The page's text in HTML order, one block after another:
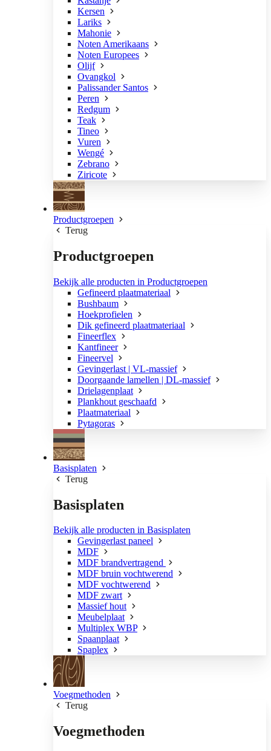
Kersen
Lariks
Mahonie
Noten Amerikaans
Noten Europees
Olijf
Ovangkol
Palissander Santos
Peren
Redgum
Teak
Tineo
Vuren
Wengé
Zebrano
Ziricote
Productgroepen
Terug
Productgroepen
Bekijk alle producten in Productgroepen
Gefineerd plaatmateriaal
Bushbaum
Hoekprofielen
Dik gefineerd plaatmateriaal
Fineerflex
Kantfineer
Fineervel
Gevingerlast | VL-massief
Doorgaande lamellen | DL-massief
Drielagenplaat
Plankhout geschaafd
Plaatmateriaal
Pytagoras
Basisplaten
Terug
Basisplaten
Bekijk alle producten in Basisplaten
Gevingerlast paneel
MDF
MDF brandvertragend
MDF bruin vochtwerend
MDF vochtwerend
MDF zwart
Massief hout
Meubelplaat
Multiplex WBP
Spaanplaat
Spaplex
Voegmethoden
Terug
Voegmethoden